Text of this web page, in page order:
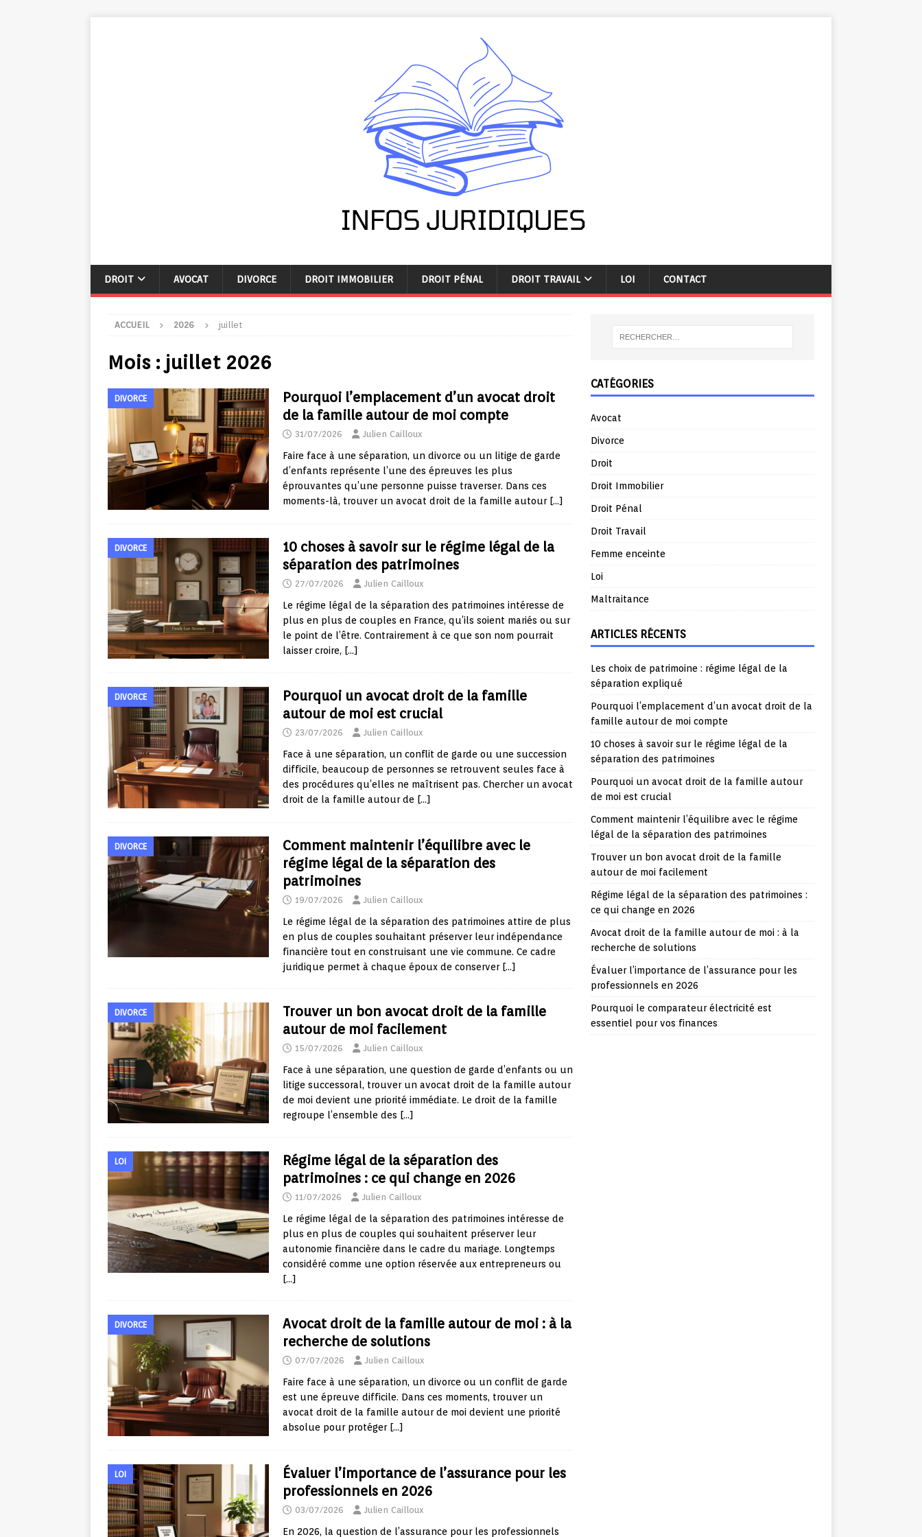
DROIT AVOCAT DIVORCE DROIT IMMOBILIER DROIT PÉNAL DROIT TRAVAIL LOI CONTACT
ACCUEIL 2026 juillet
Mois : juillet 2026
DIVORCE
Pourquoi l’emplacement d’un avocat droit
de la famille autour de moi compte
31/07/2026 Julien Cailloux
Faire face à une séparation, un divorce ou un litige de garde
d’enfants représente l’une des épreuves les plus
éprouvantes qu’une personne puisse traverser. Dans ces
moments-là, trouver un avocat droit de la famille autour […]
DIVORCE
10 choses à savoir sur le régime légal de la
séparation des patrimoines
27/07/2026 Julien Cailloux
Le régime légal de la séparation des patrimoines intéresse de
plus en plus de couples en France, qu’ils soient mariés ou sur
le point de l’être. Contrairement à ce que son nom pourrait
laisser croire, […]
DIVORCE
Pourquoi un avocat droit de la famille
autour de moi est crucial
23/07/2026 Julien Cailloux
Face à une séparation, un conflit de garde ou une succession
difficile, beaucoup de personnes se retrouvent seules face à
des procédures qu’elles ne maîtrisent pas. Chercher un avocat
droit de la famille autour de […]
DIVORCE
Comment maintenir l’équilibre avec le
régime légal de la séparation des
patrimoines
19/07/2026 Julien Cailloux
Le régime légal de la séparation des patrimoines attire de plus
en plus de couples souhaitant préserver leur indépendance
financière tout en construisant une vie commune. Ce cadre
juridique permet à chaque époux de conserver […]
DIVORCE
Trouver un bon avocat droit de la famille
autour de moi facilement
15/07/2026 Julien Cailloux
Face à une séparation, une question de garde d’enfants ou un
litige successoral, trouver un avocat droit de la famille autour
de moi devient une priorité immédiate. Le droit de la famille
regroupe l’ensemble des […]
LOI
Régime légal de la séparation des
patrimoines : ce qui change en 2026
11/07/2026 Julien Cailloux
Le régime légal de la séparation des patrimoines intéresse de
plus en plus de couples qui souhaitent préserver leur
autonomie financière dans le cadre du mariage. Longtemps
considéré comme une option réservée aux entrepreneurs ou
[…]
DIVORCE
Avocat droit de la famille autour de moi : à la
recherche de solutions
07/07/2026 Julien Cailloux
Faire face à une séparation, un divorce ou un conflit de garde
est une épreuve difficile. Dans ces moments, trouver un
avocat droit de la famille autour de moi devient une priorité
absolue pour protéger […]
LOI
Évaluer l’importance de l’assurance pour les
professionnels en 2026
03/07/2026 Julien Cailloux
En 2026, la question de l’assurance pour les professionnels
CATÉGORIES
Avocat
Divorce
Droit
Droit Immobilier
Droit Pénal
Droit Travail
Femme enceinte
Loi
Maltraitance
ARTICLES RÉCENTS
Les choix de patrimoine : régime légal de la
séparation expliqué
Pourquoi l’emplacement d’un avocat droit de la
famille autour de moi compte
10 choses à savoir sur le régime légal de la
séparation des patrimoines
Pourquoi un avocat droit de la famille autour
de moi est crucial
Comment maintenir l’équilibre avec le régime
légal de la séparation des patrimoines
Trouver un bon avocat droit de la famille
autour de moi facilement
Régime légal de la séparation des patrimoines :
ce qui change en 2026
Avocat droit de la famille autour de moi : à la
recherche de solutions
Évaluer l’importance de l’assurance pour les
professionnels en 2026
Pourquoi le comparateur électricité est
essentiel pour vos finances